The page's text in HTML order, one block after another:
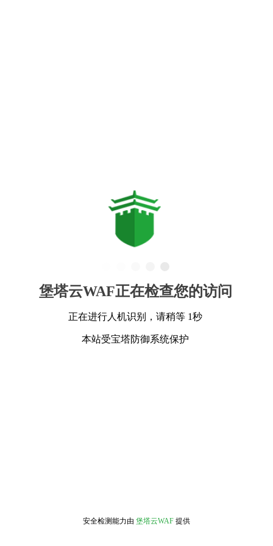
堡塔云WAF正在检查您的访问
正在进行人机识别，请稍等 1秒
本站受宝塔防御系统保护
安全检测能力由 堡塔云WAF 提供